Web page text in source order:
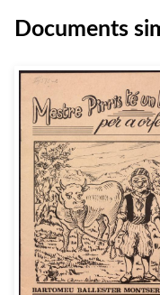
Documents